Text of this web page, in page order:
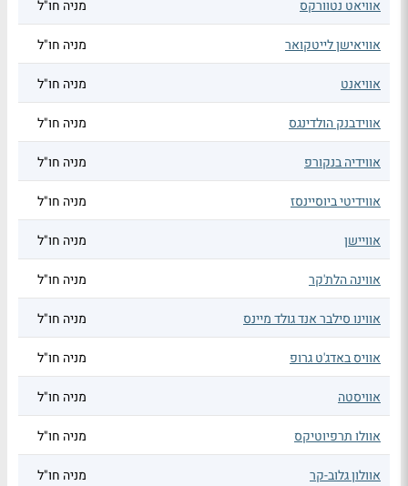
אוויאט נטוורקס מניה חו"ל
אוויאישן לייטקואר מניה חו"ל
אוויאנט מניה חו"ל
אווידבנק הולדינגס מניה חו"ל
אווידיה בנקורפ מניה חו"ל
אווידיטי ביוסיינסז מניה חו"ל
אוויישן מניה חו"ל
אווינה הלת'קר מניה חו"ל
אווינו סילבר אנד גולד מיינס מניה חו"ל
אוויס באדג'ט גרופ מניה חו"ל
אוויסטה מניה חו"ל
אוולו תרפיוטיקס מניה חו"ל
אוולון גלוב-קר מניה חו"ל